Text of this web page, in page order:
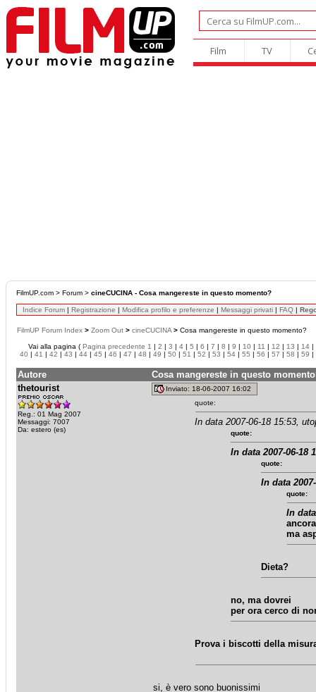
Film TV
FilmUP.com > Forum > cineCUCINA - Cosa mangereste in questo momento?
Indice Forum | Registrazione | Modifica profilo e preferenze | Messaggi privati | FAQ |
FilmUP Forum Index > Zoom Out > cineCUCINA > Cosa mangereste in questo momento?
Vai alla pagina ( Pagina precedente 1 | 2 | 3 | 4 | 5 | 6 | 7 | 8 | 9 | 10 | 11 | 12 | 13 | 14 |
40 | 41 | 42 | 43 | 44 | 45 | 46 | 47 | 48 | 49 | 50 | 51 | 52 | 53 | 54 | 55 | 56 | 57 | 58 | 59 |
Autore
Cosa mangereste in questo
thetourist
Reg.: 01 Mag 2007
Messaggi: 7007
Da: estero (es)
Inviato: 18-06-2007 16:02
quote:
In data 2007-06-18 15:53,
quote:
In data 2007-06-18
quote:
In data
quote:
In
ma
Dieta?
no, ma dovrei
per ora cerco di
Prova i biscotti della
si, è vero sono buonissimi